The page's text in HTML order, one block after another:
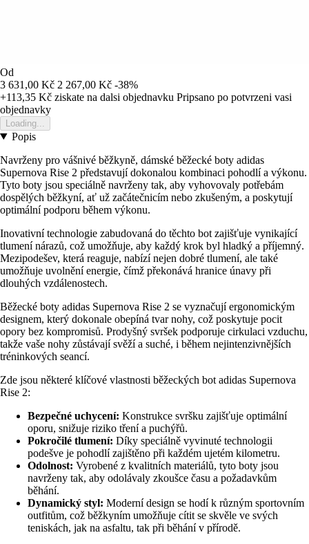
Od
3 631,00 Kč 2 267,00 Kč -38%
+113,35 Kč ziskate na dalsi objednavku Pripsano po potvrzeni vasi
objednavky
Loading...
Popis
Navrženy pro vášnivé běžkyně, dámské běžecké boty adidas
Supernova Rise 2 představují dokonalou kombinaci pohodlí a výkonu.
Tyto boty jsou speciálně navrženy tak, aby vyhovovaly potřebám
dospělých běžkyní, ať už začátečnicím nebo zkušeným, a poskytují
optimální podporu během výkonu.
Inovativní technologie zabudovaná do těchto bot zajišťuje vynikající
tlumení nárazů, což umožňuje, aby každý krok byl hladký a příjemný.
Mezipodešev, která reaguje, nabízí nejen dobré tlumení, ale také
umožňuje uvolnění energie, čímž překonává hranice únavy při
dlouhých vzdálenostech.
Běžecké boty adidas Supernova Rise 2 se vyznačují ergonomickým
designem, který dokonale obepíná tvar nohy, což poskytuje pocit
opory bez kompromisů. Prodyšný svršek podporuje cirkulaci vzduchu,
takže vaše nohy zůstávají svěží a suché, i během nejintenzivnějších
tréninkových seancí.
Zde jsou některé klíčové vlastnosti běžeckých bot adidas Supernova
Rise 2:
Bezpečné uchycení: Konstrukce svršku zajišťuje optimální
oporu, snižuje riziko tření a puchýřů.
Pokročilé tlumení: Díky speciálně vyvinuté technologii
podešve je pohodlí zajištěno při každém ujetém kilometru.
Odolnost: Vyrobené z kvalitních materiálů, tyto boty jsou
navrženy tak, aby odolávaly zkoušce času a požadavkům
běhání.
Dynamický styl: Moderní design se hodí k různým sportovním
outfitům, což běžkyním umožňuje cítit se skvěle ve svých
teniskách, jak na asfaltu, tak při běhání v přírodě.